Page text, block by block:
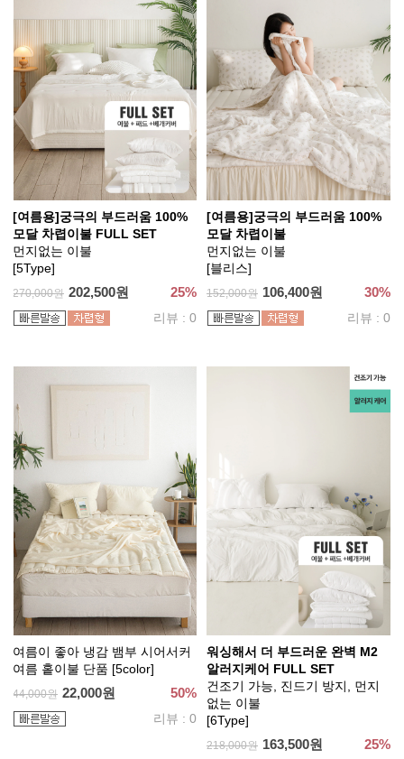
[여름용]궁극의 부드러움 100%
모달 차렵이불 FULL SET
먼지없는 이불
[5Type]
270,000원 202,500원 25%
리뷰 : 0
[여름용]궁극의 부드러움 100%
모달 차렵이불
먼지없는 이불
[블리스]
152,000원 106,400원 30%
리뷰 : 0
여름이 좋아 냉감 뱀부 시어서커
여름 홑이불 단품 [5color]
44,000원 22,000원 50%
리뷰 : 0
워싱해서 더 부드러운 완벽 M2
알러지케어 FULL SET
건조기 가능, 진드기 방지, 먼지
없는 이불
[6Type]
218,000원 163,500원 25%